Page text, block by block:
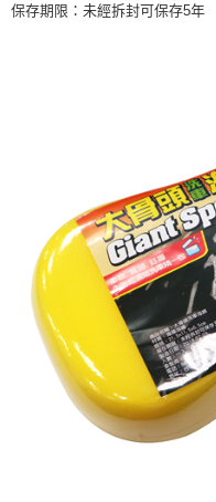
保存期限：未經拆封可保存5年